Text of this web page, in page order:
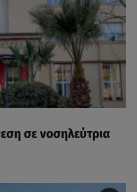
σε νοσηλεύτρια